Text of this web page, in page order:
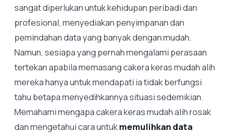
sangat diperlukan untuk kehidupan peribadi dan
profesional, menyediakan penyimpanan dan
pemindahan data yang banyak dengan mudah. ​​
Namun, sesiapa yang pernah mengalami perasaan
tertekan apabila memasang cakera keras mudah alih
mereka hanya untuk mendapati ia tidak berfungsi
tahu betapa menyedihkannya situasi sedemikian.
Memahami mengapa cakera keras mudah alih rosak
dan mengetahui cara untukmemulihkan data